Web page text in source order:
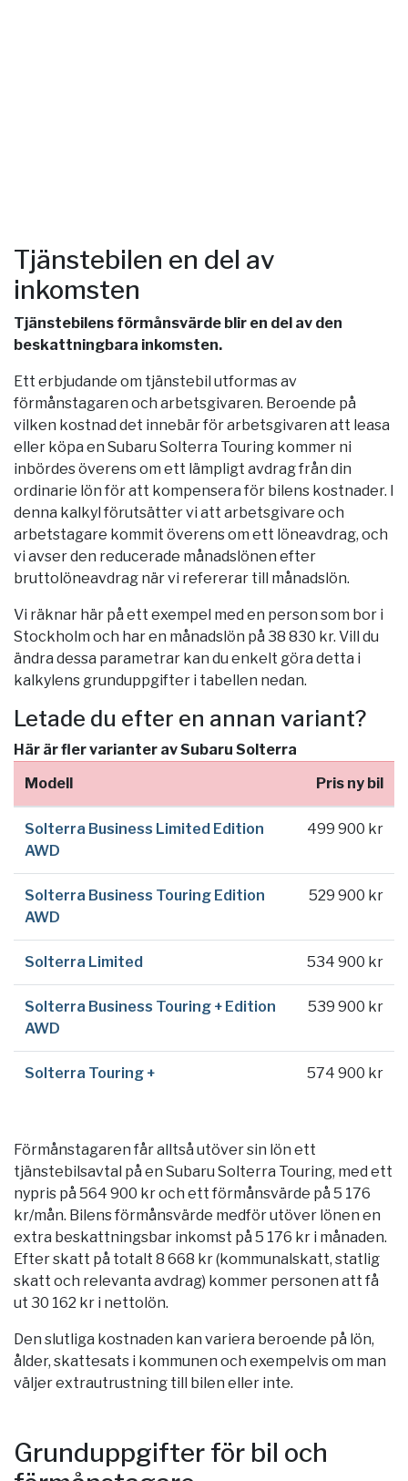
Tjänstebilen en del av
inkomsten
Tjänstebilens förmånsvärde blir en del av den
beskattningbara inkomsten.
Ett erbjudande om tjänstebil utformas av
förmånstagaren och arbetsgivaren. Beroende på
vilken kostnad det innebär för arbetsgivaren att leasa
eller köpa en Subaru Solterra Touring kommer ni
inbördes överens om ett lämpligt avdrag från din
ordinarie lön för att kompensera för bilens kostnader. I
denna kalkyl förutsätter vi att arbetsgivare och
arbetstagare kommit överens om ett löneavdrag, och
vi avser den reducerade månadslönen efter
bruttolöneavdrag när vi refererar till månadslön.
Vi räknar här på ett exempel med en person som bor i
Stockholm och har en månadslön på 38 830 kr. Vill du
ändra dessa parametrar kan du enkelt göra detta i
kalkylens grunduppgifter i tabellen nedan.
Letade du efter en annan variant?
Här är fler varianter av Subaru Solterra
Modell
Pris ny bil
Solterra Business Limited Edition
AWD
499 900 kr
Solterra Business Touring Edition
AWD
529 900 kr
Solterra Limited 534 900 kr
Solterra Business Touring + Edition
AWD
539 900 kr
Solterra Touring + 574 900 kr
Förmånstagaren får alltså utöver sin lön ett
tjänstebilsavtal på en Subaru Solterra Touring, med ett
nypris på 564 900 kr och ett förmånsvärde på 5 176
kr/mån. Bilens förmånsvärde medför utöver lönen en
extra beskattningsbar inkomst på 5 176 kr i månaden.
Efter skatt på totalt 8 668 kr (kommunalskatt, statlig
skatt och relevanta avdrag) kommer personen att få
ut 30 162 kr i nettolön.
Den slutliga kostnaden kan variera beroende på lön,
ålder, skattesats i kommunen och exempelvis om man
väljer extrautrustning till bilen eller inte.
Grunduppgifter för bil och